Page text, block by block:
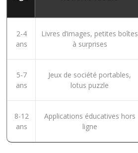
2-4
ans
Livres d’images, petites boîtes
à surprises
5-7
ans
Jeux de société portables,
lotus puzzle
8-12
ans
Applications éducatives hors
ligne